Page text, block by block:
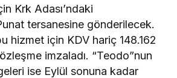
Krk Adası’ndaki
tersanesine gönderilecek.
hizmet için KDV hariç 148.162
imzaladı. “Teodo”nun
ise Eylül sonuna kadar